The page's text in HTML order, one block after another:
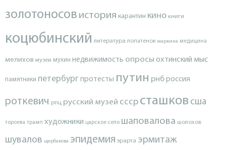
золотоносов история карантин кино книги
коцюбинский литература лопатенок маркина медицина
мелихов музеи мухин недвижимость опросы охтинский мыс
памятники петербургпротесты путин рнброссия
роткевич рпц русский музей ссср сташков сша
тороева трамп художники царское село шаповалова шолохов
шувалов щербакова эпидемия эрарта эрмитаж